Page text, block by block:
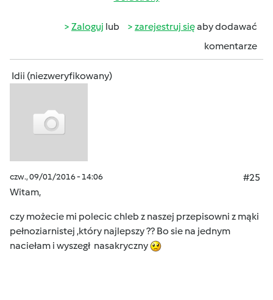
Zaloguj lub zarejestruj sięaby dodawać
komentarze
Idii (niezweryfikowany)
czw., 09/01/2016 - 14:06
#25
Witam,
czy możecie mi polecic chleb z naszej przepisowni z mąki
pełnoziarnistej ,który najlepszy ?? Bo sie na jednym
naciełam i wyszegł nasakryczny